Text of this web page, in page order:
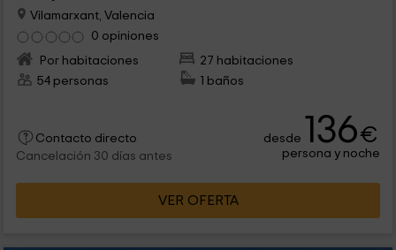
Vilamarxant, Valencia
0 opiniones
Por habitaciones
27 habitaciones
54 personas
1 baños
Contacto directo
Cancelación 30 días antes
desde 136€
persona y noche
VER OFERTA